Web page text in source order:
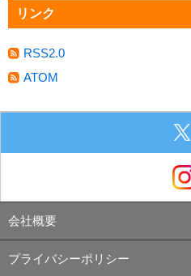
リンク
RSS2.0
ATOM
会社概要
プライバシーポリシー